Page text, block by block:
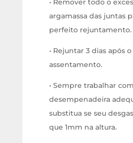
• Remover todo o
argamassa das juntas
perfeito rejuntamento.
• Rejuntar 3 dias após o
assentamento.
• Sempre trabalhar
desempenadeira
substitua se seu
que 1mm na altura.